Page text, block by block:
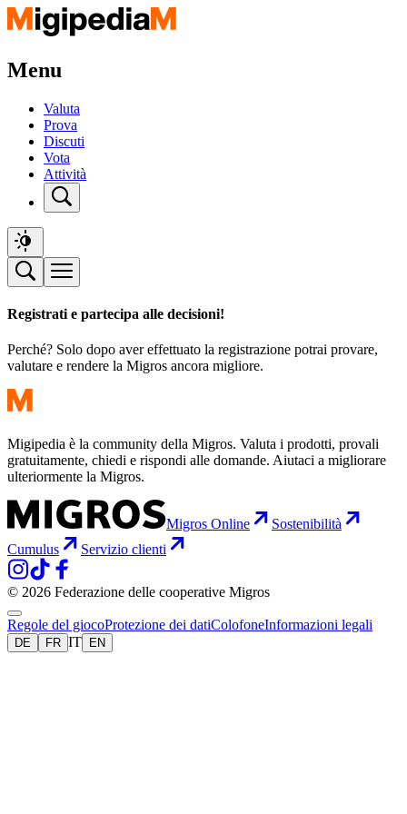
Menu
Valuta
Prova
Discuti
Vota
Attività
Registrati e partecipa alle decisioni!
Perché? Solo dopo aver effettuato la registrazione potrai provare,
valutare e rendere la Migros ancora migliore.
Migipedia è la community della Migros. Valuta i prodotti, provali
gratuitamente, chiedi e rispondi alle domande. Aiutaci a migliorare
ulteriormente la Migros.
Migros Online
Sostenibilità
Cumulus
Servizio clienti
© 2026 Federazione delle cooperative Migros
Regole del giocoProtezione dei datiColofoneInformazioni legali
DE FR IT EN